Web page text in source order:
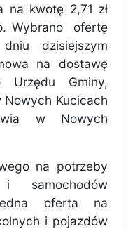
na kwotę 2,71 zł
Wybrano
ofertę
dzisiejszym
na dostawę
Urzędu Gminy,
Nowych Kucicach
w Nowych
na potrzeby
samochodów
jedna oferta na
i pojazdów